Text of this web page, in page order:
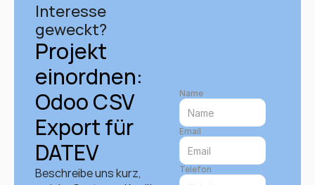
Interesse
geweckt?
Projekt
einordnen:
Odoo CSV
Export für
DATEV
Beschreibe uns kurz,
Name
Email
Telefon